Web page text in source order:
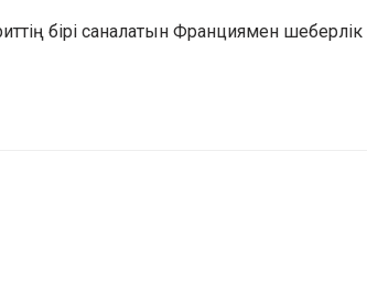
бірі саналатын Франциямен шеберлік